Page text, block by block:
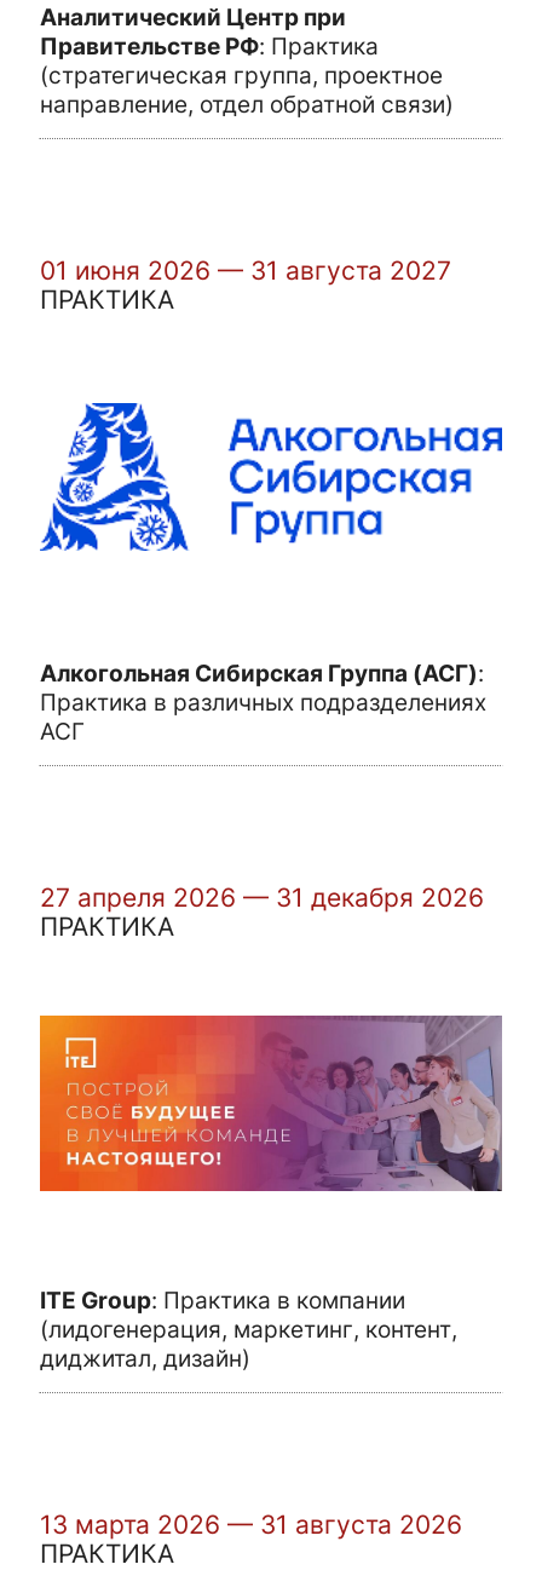
Аналитический Центр при
Правительстве РФ: Практика
(стратегическая группа, проектное
направление, отдел обратной связи)
01 июня 2026 — 31 августа 2027
ПРАКТИКА
Алкогольная Сибирская Группа (АСГ):
Практика в различных подразделениях
АСГ
27 апреля 2026 — 31 декабря 2026
ПРАКТИКА
ITE Group: Практика в компании
(лидогенерация, маркетинг, контент,
диджитал, дизайн)
13 марта 2026 — 31 августа 2026
ПРАКТИКА